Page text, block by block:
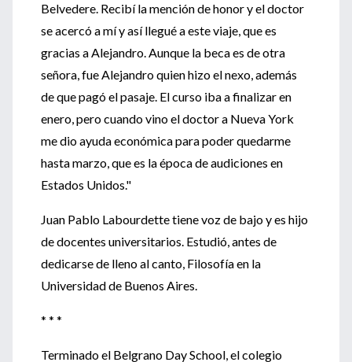
Belvedere. Recibí la mención de honor y el doctor
se acercó a mí y así llegué a este viaje, que es
gracias a Alejandro. Aunque la beca es de otra
señora, fue Alejandro quien hizo el nexo, además
de que pagó el pasaje. El curso iba a finalizar en
enero, pero cuando vino el doctor a Nueva York
me dio ayuda económica para poder quedarme
hasta marzo, que es la época de audiciones en
Estados Unidos."
Juan Pablo Labourdette tiene voz de bajo y es hijo
de docentes universitarios. Estudió, antes de
dedicarse de lleno al canto, Filosofía en la
Universidad de Buenos Aires.
* * *
Terminado el Belgrano Day School, el colegio